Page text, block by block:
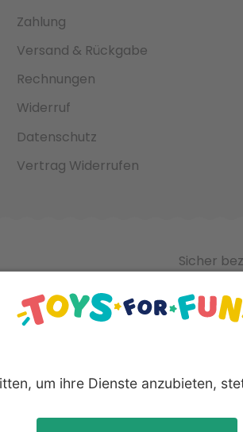
Zahlung
Versand & Rückgabe
Rechnungen
Widerruf
Datenschutz
Vertrag Widerrufen
Sicher
Produkte und Logos sind eingetragene